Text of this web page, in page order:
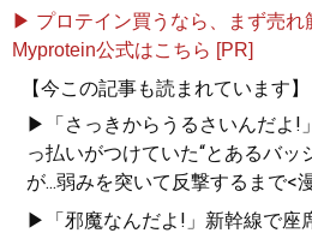
▶ プロテイン買うなら、まず売れ
Myprotein公式はこちら [PR]
【今この記事も読まれています】
▶「さっきからうるさいんだよ!
っ払いがつけていた“とあるバッ
が...弱みを突いて反撃するまで<
▶「邪魔なんだよ!」新幹線で座